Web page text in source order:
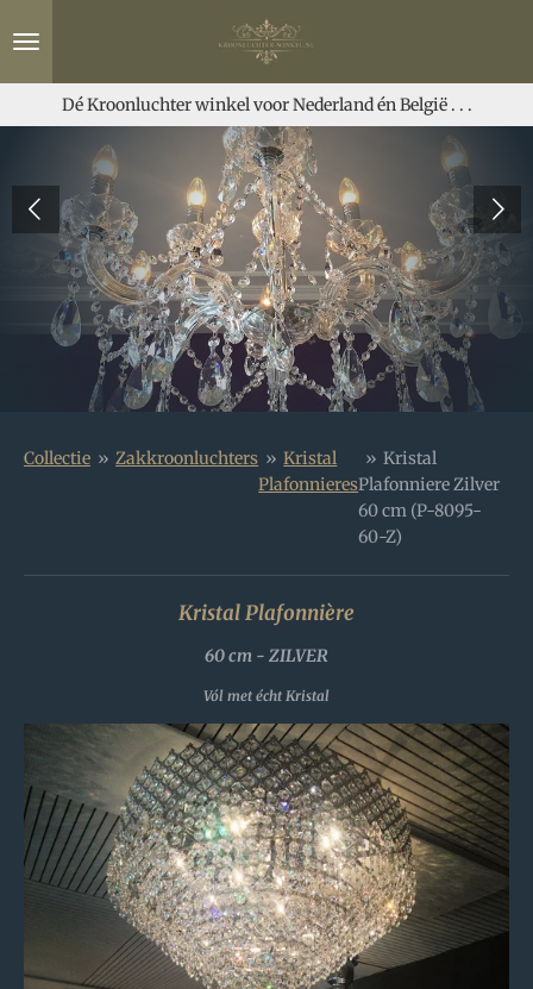
direct
hoofdinhoud
Dé Kroonluchter winkel voor Nederland én België . . .
Collectie » Zakkroonluchters » Kristal
Plafonnieres
» Kristal
Plafonniere Zilver
60 cm (P-8095-
60-Z)
Kristal Plafonnière
60 cm - ZILVER
Vól met écht Kristal